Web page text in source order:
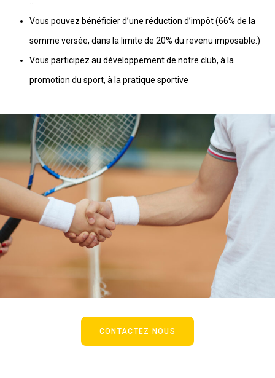
Vous pouvez bénéficier d’une réduction d’impôt (66% de la
somme versée, dans la limite de 20% du revenu imposable.)
Vous participez au développement de notre club, à la
promotion du sport, à la pratique sportive
CONTACTEZ NOUS